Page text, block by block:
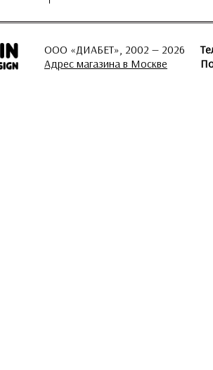
ООО «ДИАБЕТ», 2002 — 2026
Адрес магазина в Москве
ЗАДАТЬ ВОПРОС